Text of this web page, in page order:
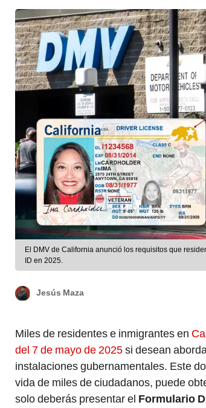
El DMV de California anunció los requisitos que
ID en 2025.
Jesús Maza
Miles de residentes e inmigrantes en
del 7 de mayo de 2025si desean
instalaciones gubernamentales. Este
vida de miles de ciudadanos, puede
solo deberás presentar el Formulario